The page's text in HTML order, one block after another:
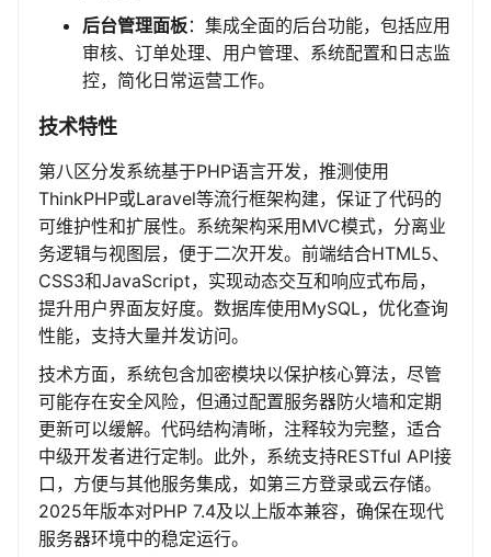
后台管理面板：集成全面的后台功能，包括应用
审核、订单处理、用户管理、系统配置和日志监
控，简化日常运营工作。
技术特性
第八区分发系统基于PHP语言开发，推测使用
ThinkPHP或Laravel等流行框架构建，保证了代码的
可维护性和扩展性。系统架构采用MVC模式，分离业
务逻辑与视图层，便于二次开发。前端结合HTML5、
CSS3和JavaScript，实现动态交互和响应式布局，
提升用户界面友好度。数据库使用MySQL，优化查询
性能，支持大量并发访问。
技术方面，系统包含加密模块以保护核心算法，尽管
可能存在安全风险，但通过配置服务器防火墙和定期
更新可以缓解。代码结构清晰，注释较为完整，适合
中级开发者进行定制。此外，系统支持RESTful API接
口，方便与其他服务集成，如第三方登录或云存储。
2025年版本对PHP 7.4及以上版本兼容，确保在现代
服务器环境中的稳定运行。